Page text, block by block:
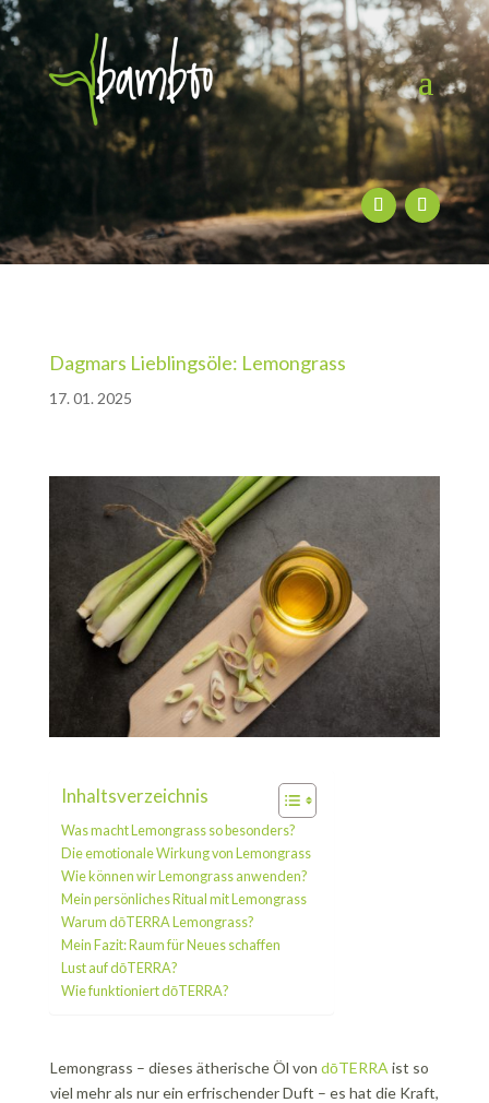
Dagmars Lieblingsöle: Lemongrass
17. 01. 2025
Inhaltsverzeichnis
Was macht Lemongrass so besonders?
Die emotionale Wirkung von Lemongrass
Wie können wir Lemongrass anwenden?
Mein persönliches Ritual mit Lemongrass
Warum dōTERRA Lemongrass?
Mein Fazit: Raum für Neues schaffen
Lust auf dōTERRA?
Wie funktioniert dōTERRA?
Lemongrass – dieses ätherische Öl von dōTERRA ist so
viel mehr als nur ein erfrischender Duft – es hat die Kraft,